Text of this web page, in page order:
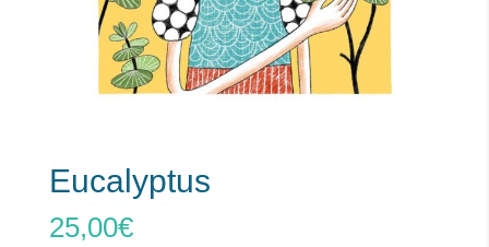
Eucalyptus
25,00€